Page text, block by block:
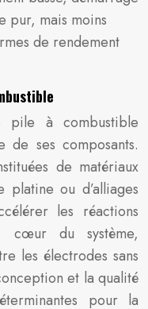
pur, mais moins
de rendement
pile à combustible
de ses composants.
de matériaux
platine ou d’alliages
les réactions
cœur du système,
les électrodes sans
et la qualité
pour la